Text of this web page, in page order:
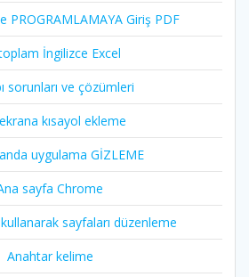
PROGRAMLAMAYA Giriş PDF
İngilizce Excel
sorunları ve çözümleri
kısayol ekleme
uygulama GİZLEME
sayfa Chrome
sayfaları düzenleme
Anahtar kelime